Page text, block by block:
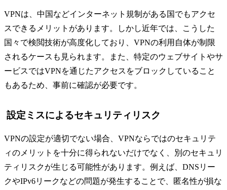
VPNは、中国などインターネット規制がある国でもアクセ
スできるメリットがあります。しかし近年では、こうした
国々で検閲技術が高度化しており、VPNの利用自体が制限
されるケースも見られます。また、特定のウェブサイトやサ
ービスではVPNを通じたアクセスをブロックしていること
もあるため、事前に確認が必要です。
設定ミスによるセキュリティリスク
VPNの設定が適切でない場合、VPNならではのセキュリテ
ィのメリットを十分に得られないだけでなく、別のセキュリ
ティリスクが生じる可能性があります。例えば、DNSリー
クやIPv6リークなどの問題が発生することで、匿名性が損な